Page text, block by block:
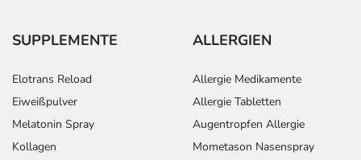
SUPPLEMENTE
Elotrans Reload
Eiweißpulver
Melatonin Spray
Kollagen
ALLERGIEN
Allergie Medikamente
Allergie Tabletten
Augentropfen Allergie
Mometason Nasenspray